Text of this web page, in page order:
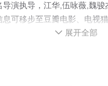
演执导，江华,伍咏薇,魏
可移步至豆瓣电影、电视
 展开全部